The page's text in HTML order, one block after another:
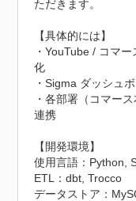
ただきます。
【具体的には】
・YouTube / コマ
化
・Sigma ダッシュ
・各部署（コマー
連携
【開発環境】
使用言語：Python,
ETL：dbt, Trocco
データストア：